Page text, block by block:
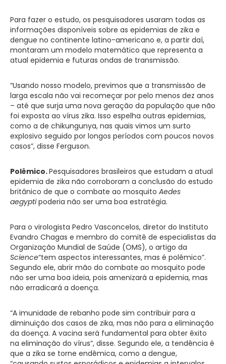
Para fazer o estudo, os pesquisadores usaram todas as
informações disponíveis sobre as epidemias de zika e
dengue no continente latino-americano e, a partir daí,
montaram um modelo matemático que representa a
atual epidemia e futuras ondas de transmissão.
“Usando nosso modelo, previmos que a transmissão de
larga escala não vai recomeçar por pelo menos dez anos
– até que surja uma nova geração da população que não
foi exposta ao vírus zika. Isso espelha outras epidemias,
como a de chikungunya, nas quais vimos um surto
explosivo seguido por longos períodos com poucos novos
casos”, disse Ferguson.
Polêmico.Pesquisadores brasileiros que estudam a atual
epidemia de zika não corroboram a conclusão do estudo
britânico de que o combate ao mosquito Aedes
aegyptipoderia não ser uma boa estratégia.
Para o virologista Pedro Vasconcelos, diretor do Instituto
Evandro Chagas e membro do comitê de especialistas da
Organização Mundial de Saúde (OMS), o artigo da
Science“tem aspectos interessantes, mas é polêmico”.
Segundo ele, abrir mão do combate ao mosquito pode
não ser uma boa ideia, pois amenizará a epidemia, mas
não erradicará a doença.
“A imunidade de rebanho pode sim contribuir para a
diminuição dos casos de zika, mas não para a eliminação
da doença. A vacina será fundamental para obter êxito
na eliminação do vírus”, disse. Segundo ele, a tendência é
que a zika se torne endêmica, como a dengue,